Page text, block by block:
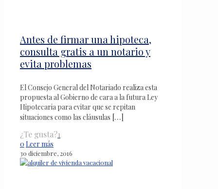
Antes de firmar una hipoteca,
consulta gratis a un notario y
evita problemas
El Consejo General del Notariado realiza esta
propuesta al Gobierno de cara a la futura Ley
Hipotecaria para evitar que se repitan
situaciones como las cláusulas […]
¿Te gusta?1
0 Leer más
30 diciembre, 2016